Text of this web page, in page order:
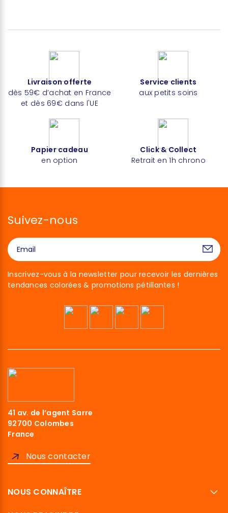
Livraison offerte
dès 59€ d’achat en France
et dès 69€ dans l'UE
Service clients
aux petits soins
Papier cadeau
en option
Click & Collect
Retrait en 1h chrono
Suivez-nous
Inscrivez-vous à la newsletter pour recevoir les dernières
tendances colorées & promotions pétillantes !
41 av. de l’agent Sarre
92700 Colombes
France
Nous contacter
NOUS CONNAÎTRE